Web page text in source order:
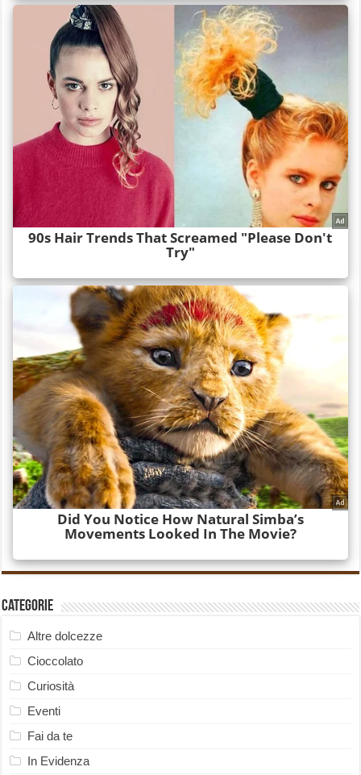
Categorie
Altre dolcezze
Cioccolato
Curiosità
Eventi
Fai da te
In Evidenza